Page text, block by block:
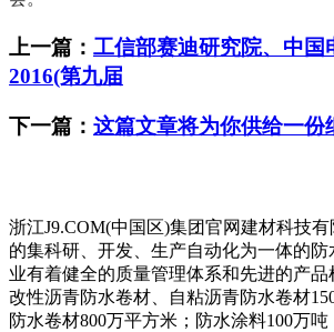
上一篇： 工信部赛迪研究院、中国
2016(第九届
下一篇： 这篇文章将为你供给一份
浙江J9.COM(中国区)集团官网建材科技
的集科研、开发、生产自动化为一体的
业有着健全的质量管理体系和先进的产品
改性沥青防水卷材、自粘沥青防水卷材
防水卷材800万平方米；防水涂料100万吨